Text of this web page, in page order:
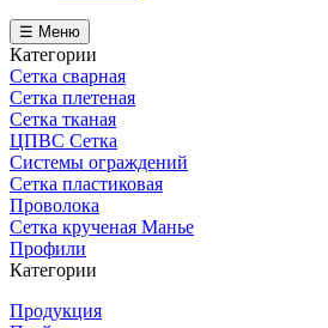
☰ Меню
Категории
Сетка сварная
Сетка плетеная
Сетка тканая
ЦПВС Сетка
Системы ограждений
Сетка пластиковая
Проволока
Сетка крученая Манье
Профили
Категории
Продукция